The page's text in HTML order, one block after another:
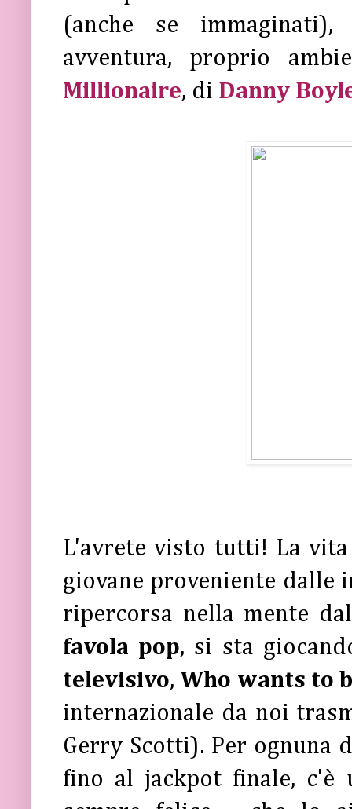
(anche se
avventura, proprio
Millionaire, di Danny
L'avrete visto tutti! La
giovane proveniente dalle
ripercorsa nella mente
favola pop, si sta
televisivo, Who wants to
internazionale da noi
Gerry Scotti). Per ognuna
fino al jackpot finale, c'è